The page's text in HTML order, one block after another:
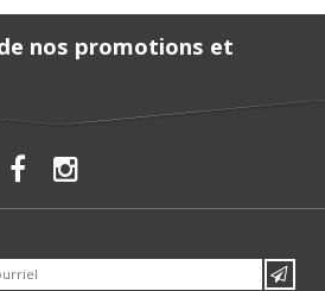
nos promotions et